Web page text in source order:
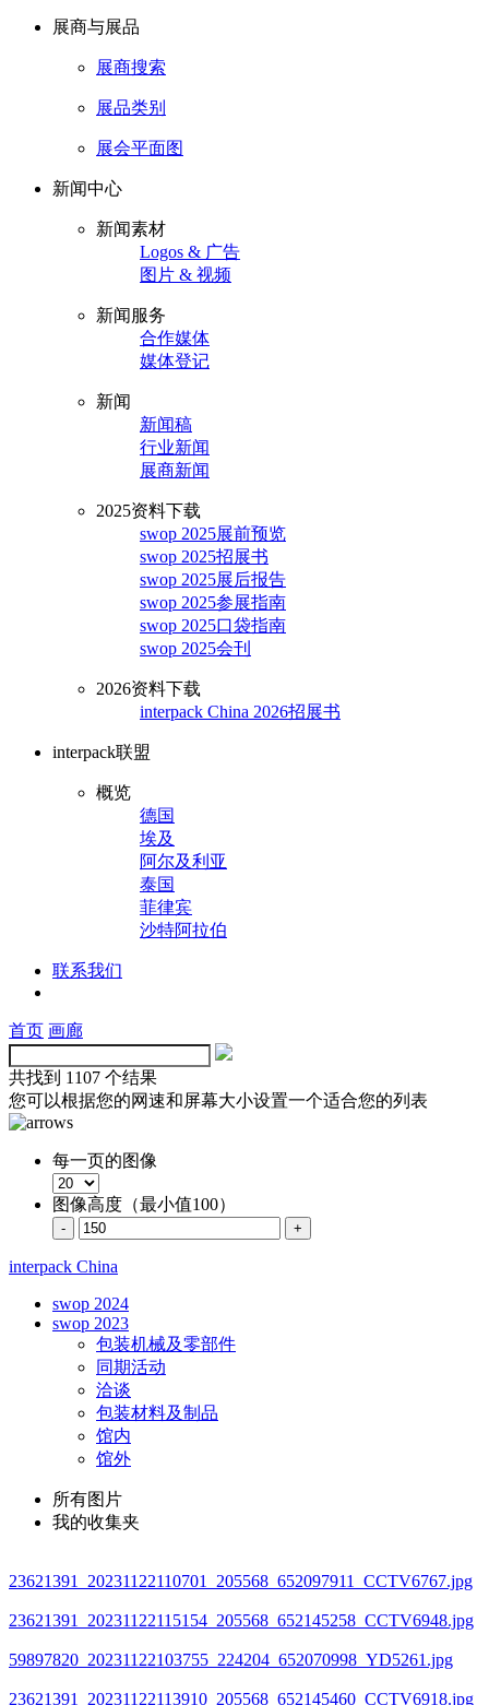
展商与展品
展商搜索
展品类别
展会平面图
新闻中心
新闻素材
Logos & 广告
图片 & 视频
新闻服务
合作媒体
媒体登记
新闻
新闻稿
行业新闻
展商新闻
2025资料下载
swop 2025展前预览
swop 2025招展书
swop 2025展后报告
swop 2025参展指南
swop 2025口袋指南
swop 2025会刊
2026资料下载
interpack China 2026招展书
interpack联盟
概览
德国
埃及
阿尔及利亚
泰国
菲律宾
沙特阿拉伯
联系我们
首页 画廊
共找到 1107 个结果
您可以根据您的网速和屏幕大小设置一个适合您的列表
每一页的图像
图像高度（最小值100）
interpack China
swop 2024
swop 2023
包装机械及零部件
同期活动
洽谈
包装材料及制品
馆内
馆外
所有图片
我的收集夹
23621391_20231122110701_205568_652097911_CCTV6767.jpg
23621391_20231122115154_205568_652145258_CCTV6948.jpg
59897820_20231122103755_224204_652070998_YD5261.jpg
23621391_20231122113910_205568_652145460_CCTV6918.jpg